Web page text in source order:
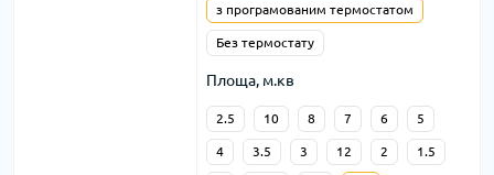
з програмованим термостатом
Без термостату
Площа, м.кв
2.5 10 8 7 6 5
4 3.5 3 12 2 1.5